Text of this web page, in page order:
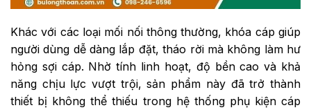
Khác với các loại mối nối thông thường, khóa cáp giúp
người dùng dễ dàng lắp đặt, tháo rời mà không làm hư
hỏng sợi cáp. Nhờ tính linh hoạt, độ bền cao và khả
năng chịu lực vượt trội, sản phẩm này đã trở thành
thiết bị không thể thiếu trong hệ thống phụ kiện cáp